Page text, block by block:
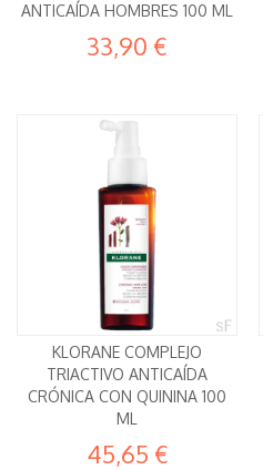
ANTICAÍDA HOMBRES 100 ML
33,90 €
KLORANE COMPLEJO
TRIACTIVO ANTICAÍDA
CRÓNICA CON QUININA 100
ML
45,65 €